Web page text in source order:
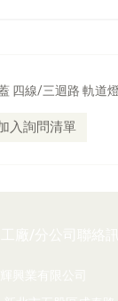
四線/三迴路 軌道
入詢問清單